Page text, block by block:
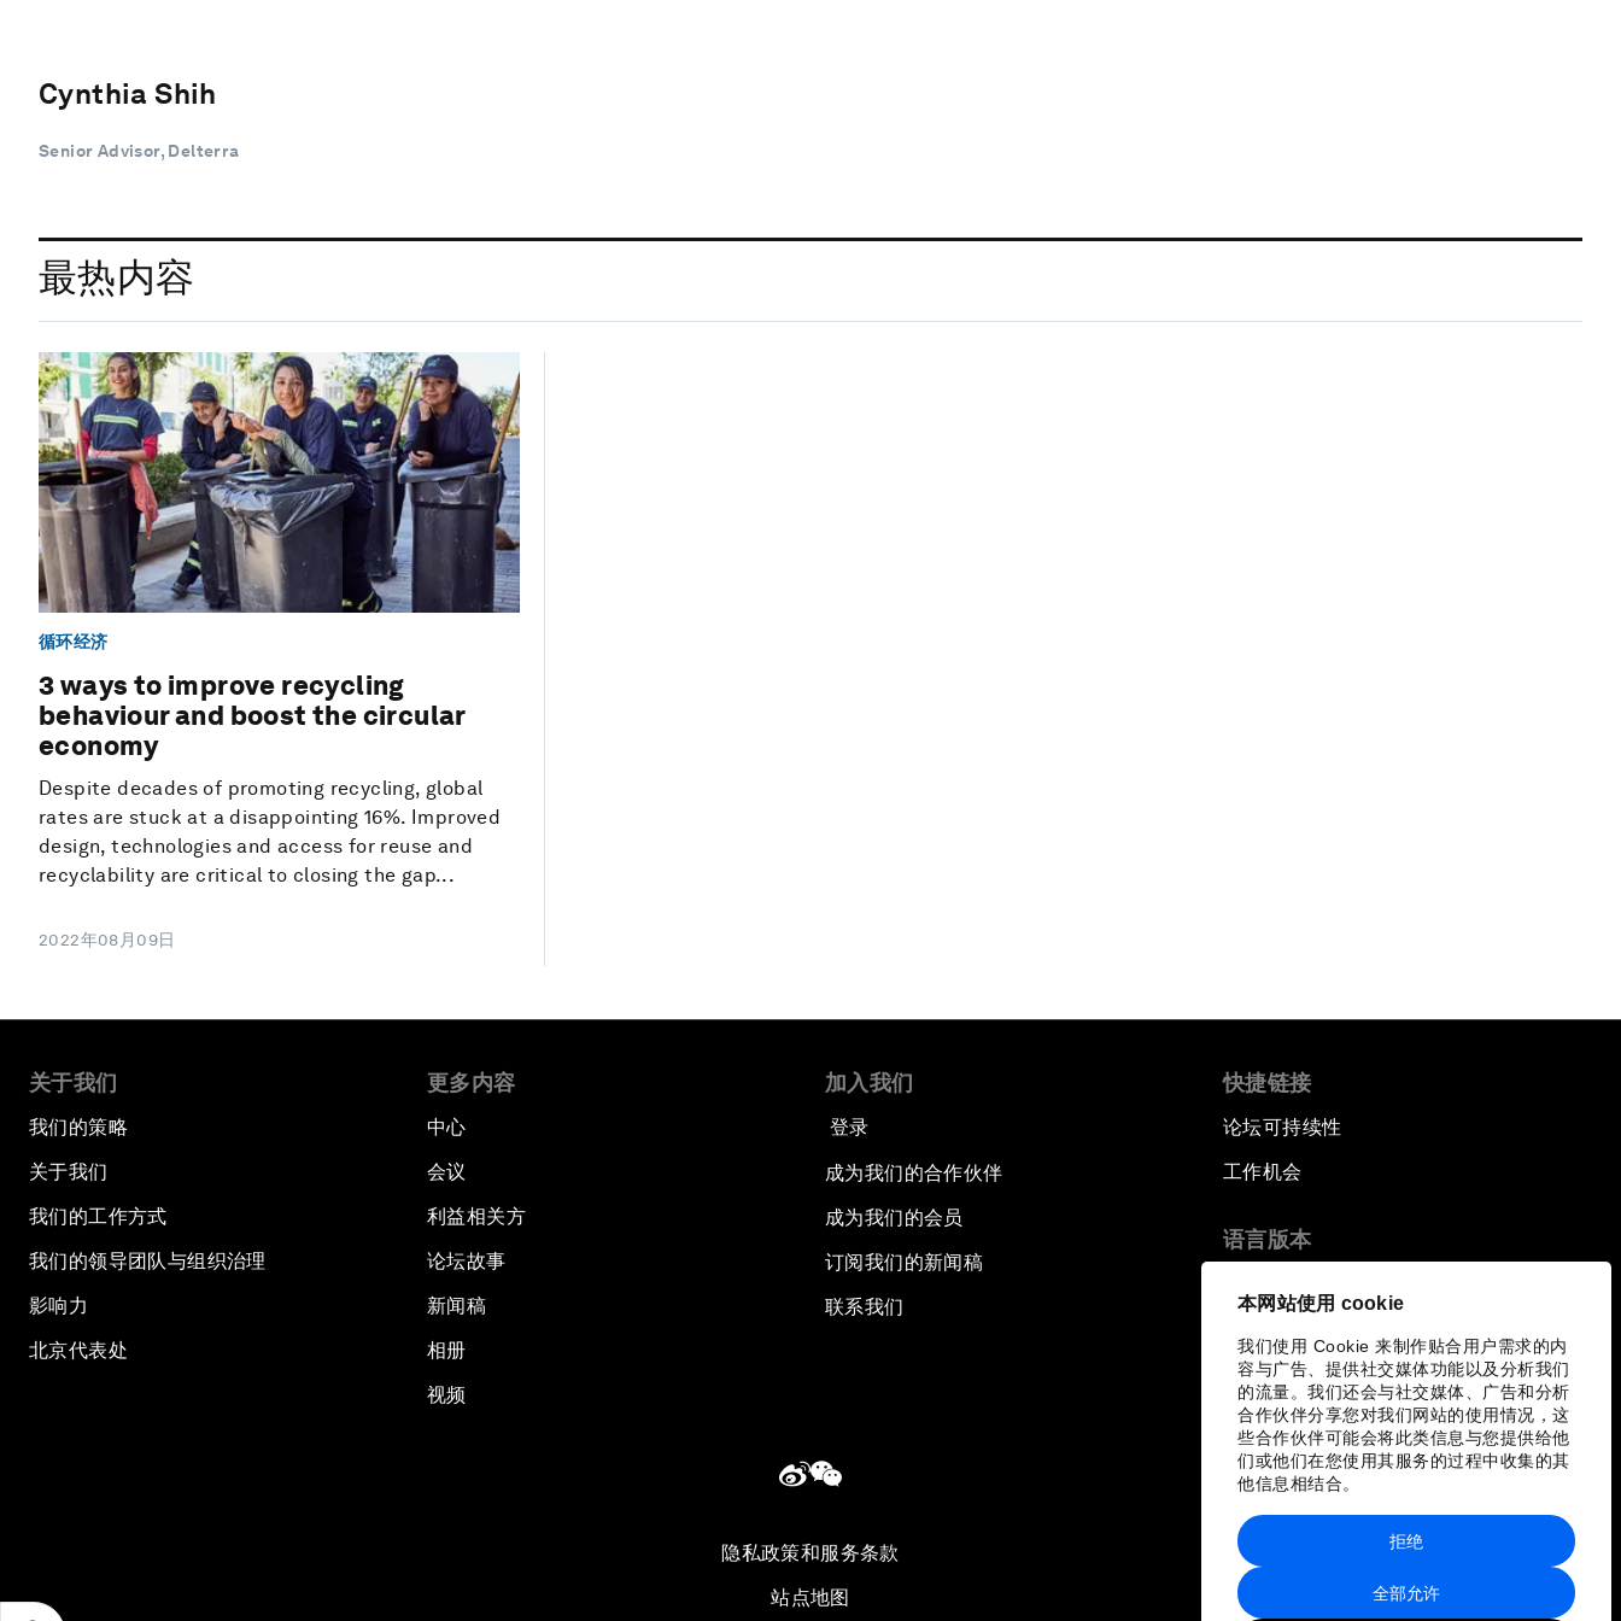
本网站使用 cookie
我们使用 Cookie 来制作贴合用户需求的内
容与广告、提供社交媒体功能以及分析我们
的流量。我们还会与社交媒体、广告和分析
合作伙伴分享您对我们网站的使用情况，这
些合作伙伴可能会将此类信息与您提供给他
们或他们在您使用其服务的过程中收集的其
他信息相结合。
全部允许
拒绝
Cynthia Shih
Senior Advisor, Delterra
最热内容
循环经济
3 ways to improve recycling
behaviour and boost the circular
economy
Despite decades of promoting recycling, global
rates are stuck at a disappointing 16%. Improved
design, technologies and access for reuse and
recyclability are critical to closing the gap...
2022年08月09日
关于我们
我们的策略
关于我们
我们的工作方式
我们的领导团队与组织治理
影响力
北京代表处
更多内容
中心
会议
利益相关方
论坛故事
新闻稿
相册
视频
加入我们
登录
成为我们的合作伙伴
成为我们的会员
订阅我们的新闻稿
联系我们
快捷链接
论坛可持续性
工作机会
语言版本
隐私政策和服务条款
站点地图